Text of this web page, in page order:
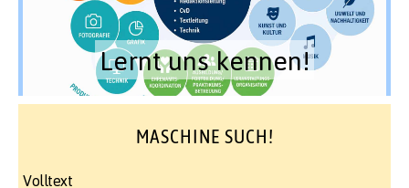
Lernt uns kennen!
MASCHINE SUCH!
Volltext